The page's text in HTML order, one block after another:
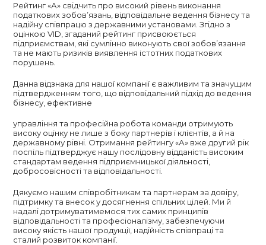
Рейтинг «А» свідчить про високий рівень виконання
податкових зобов’язань, відповідальне ведення бізнесу та
надійну співпрацю з державними установами. Згідно з
оцінкою VID, згаданий рейтинг присвоюється
підприємствам, які сумлінно виконують свої зобов’язання
та не мають ризиків виявлення істотних податкових
порушень.
Данна відзнака для нашої компанії є важливим та значущим
підтвердженням того, що відповідальний підхід до ведення
бізнесу, ефективне
управління та професійна робота команди отримують
високу оцінку не лише з боку партнерів і клієнтів, а й на
державному рівні. Отримання рейтингу «А» вже другий рік
поспіль підтверджує нашу послідовну відданість високим
стандартам ведення підприємницької діяльності,
добросовісності та відповідальності.
Дякуємо нашим співробітникам та партнерам за довіру,
підтримку та внесок у досягнення спільних цілей. Ми й
надалі дотримуватимемося тих самих принципів
відповідальності та професіоналізму, забезпечуючи
високу якість нашої продукції, надійність співпраці та
сталий розвиток компанії.